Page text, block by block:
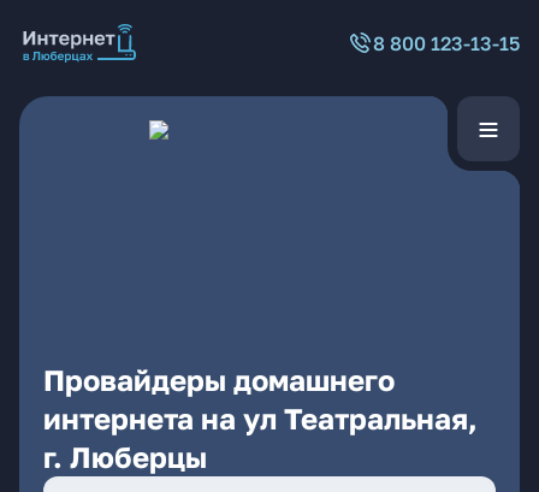
8 800 123-13-15
Провайдеры домашнего
интернета на ул Театральная,
г. Люберцы